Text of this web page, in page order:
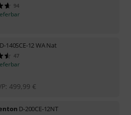
94
140SCE-12 WA Nat
47
499,99 €
D-200CE-12NT